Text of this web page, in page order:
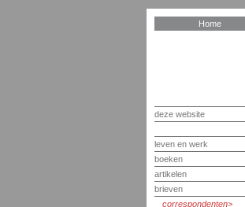
Home
deze website
leven en werk
boeken
artikelen
brieven
correspondenten